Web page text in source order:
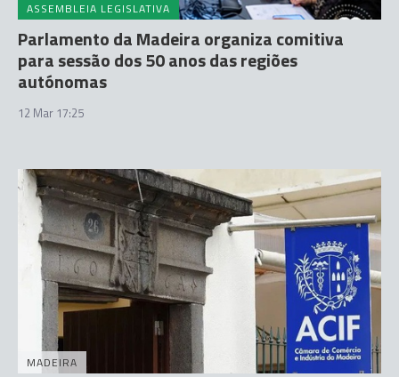
ASSEMBLEIA LEGISLATIVA
Parlamento da Madeira organiza comitiva
para sessão dos 50 anos das regiões
autónomas
12 Mar 17:25
MADEIRA